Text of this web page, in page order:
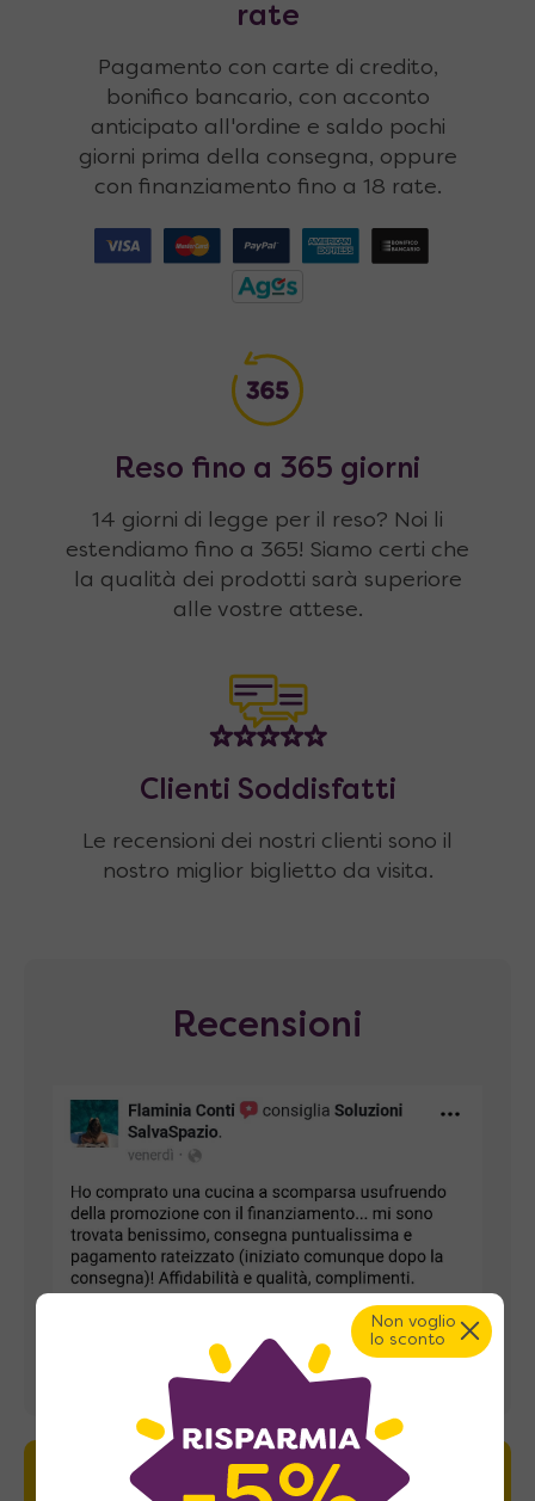
rate
Pagamento con carte di credito,
bonifico bancario, con acconto
anticipato all'ordine e saldo pochi
giorni prima della consegna, oppure
con finanziamento fino a 18 rate.
Reso fino a 365 giorni
14 giorni di legge per il reso? Noi li
estendiamo fino a 365! Siamo certi che
la qualità dei prodotti sarà superiore
alle vostre attese.
Clienti Soddisfatti
Le recensioni dei nostri clienti sono il
nostro miglior biglietto da visita.
Recensioni
Non voglio
lo sconto